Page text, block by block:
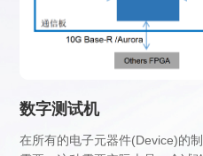
数字测试机
在所有的电子元器件(Device)的